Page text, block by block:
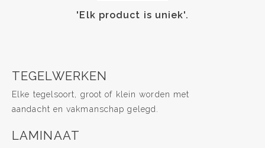
'Elk product is uniek'.
TEGELWERKEN
Elke tegelsoort, groot of klein worden met
aandacht en vakmanschap gelegd.
LAMINAAT